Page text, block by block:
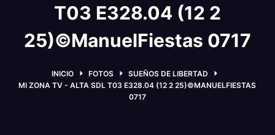
T03 E328.04 (12 2
25)©ManuelFiestas 0717
INICIO FOTOS
SUEÑOS DE LIBERTAD
MI ZONA TV - ALTA SDL T03 E328.04 (12 2 25)©MANUELFIESTAS
0717